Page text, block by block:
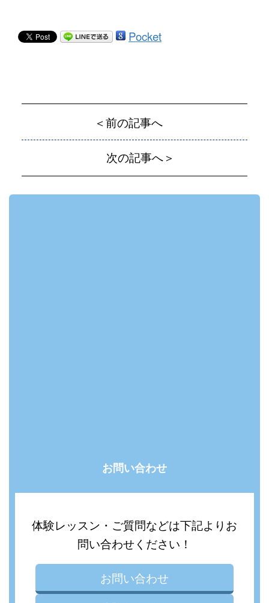
Pocket
＜前の記事へ
次の記事へ＞
お問い合わせ
体験レッスン・ご質問などは下記よりお
問い合わせください！
お問い合わせ